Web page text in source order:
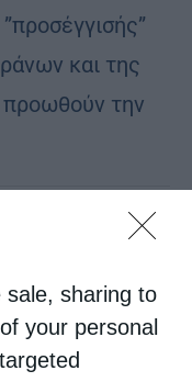
sharing to
your personal
και της
προωθούν την